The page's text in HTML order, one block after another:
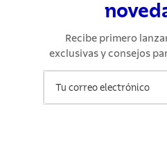
Recibe primero
exclusivas y consejos